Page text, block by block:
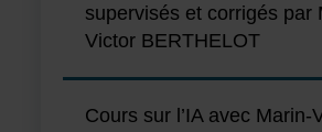
supervisés et corrigés par
Victor BERTHELOT
Cours sur l’IA avec Marin-